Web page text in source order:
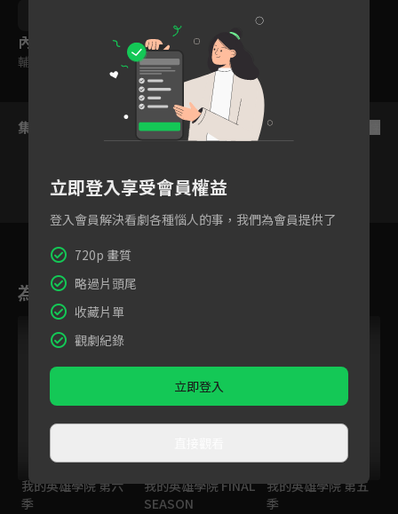
內容標籤
輔導十二歲級
集數列表
為您推薦
我的英雄學院 第六
季
我的英雄學院 FINAL
SEASON
我的英雄學院 第五
季
立即登入享受會員權益
登入會員解決看劇各種惱人的事，我們為會員提供了
720p 畫質
略過片頭尾
收藏片單
觀劇紀錄
立即登入